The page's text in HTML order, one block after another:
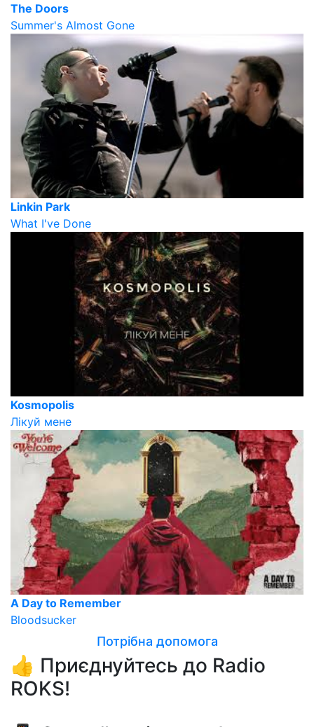
The Doors
Summer's Almost Gone
Linkin Park
What I've Done
Kosmopolis
Лікуй мене
A Day to Remember
Bloodsucker
Потрібна допомога
👍 Приєднуйтесь до Radio
ROKS!